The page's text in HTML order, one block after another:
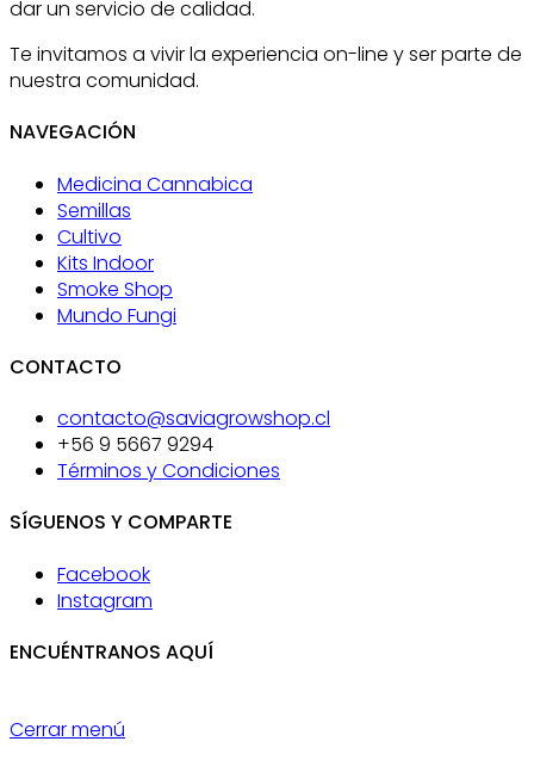
dar un servicio de calidad.
Te invitamos a vivir la experiencia on-line y ser parte de
nuestra comunidad.
NAVEGACIÓN
Medicina Cannabica
Semillas
Cultivo
Kits Indoor
Smoke Shop
Mundo Fungi
CONTACTO
contacto@saviagrowshop.cl
+56 9 5667 9294
Términos y Condiciones
SÍGUENOS Y COMPARTE
Facebook
Instagram
ENCUÉNTRANOS AQUÍ
Cerrar menú